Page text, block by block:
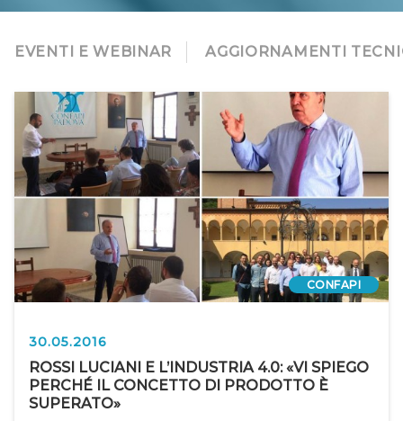
EVENTI E WEBINAR AGGIORNAMENTI
CONFAPI
30.05.2016
ROSSI LUCIANI E L’INDUSTRIA 4.0: «VI SPIEGO
PERCHÉ IL CONCETTO DI PRODOTTO È
SUPERATO»